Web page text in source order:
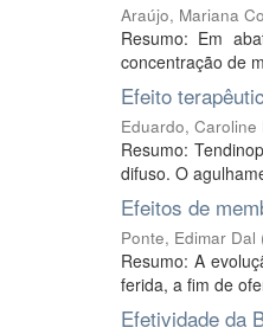
Araújo, Mariana
Resumo: Em
concentração de
Efeito
Eduardo, Caroline
Resumo:
difuso. O
Efeitos de
Ponte, Edimar Dal
Resumo: A
ferida, a fim de
Efetividade da